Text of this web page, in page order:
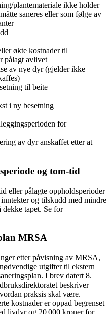
plantemateriale ikke holder
saneres eller som følge av
økte kostnader til
pålagt avlivet
av nye dyr (gjelder ikke
til beite
i ny besetning
for
av dyr anskaffet etter at
og tom-tid
eller pålagte oppholdsperioder
og tilskudd med mindre
tapet. Se for
MRSA
etter påvisning av MRSA,
utgifter til ekstern
I brev datert 8.
beskriver
praksis skal være.
kostnader er oppad begrenset